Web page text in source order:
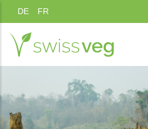
Direkt
zum
Inhalt
DE FR